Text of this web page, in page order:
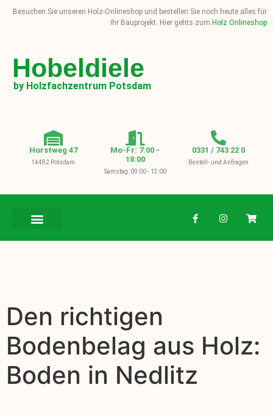
Besuchen Sie unseren Holz-Onlineshop und bestellen Sie noch heute alles für
Ihr Bauprojekt. Hier gehts zum Holz Onlineshop
Hobeldiele
by Holzfachzentrum Potsdam
Horstweg 47
14482 Potsdam
Mo-Fr: 7:00 -
18:00
Samstag: 09:00 - 13:00
0331 / 743 22 0
Bestell- und Anfragen
Den richtigen
Bodenbelag aus Holz:
Boden in Nedlitz